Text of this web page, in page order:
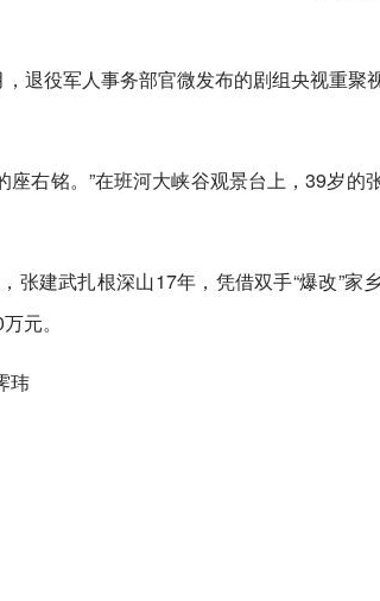
退役军人事务部官微发布的剧组央视重聚
座右铭。”在班河大峡谷观景台上，39岁的
张建武扎根深山17年，凭借双手“爆改”家
元。
玮